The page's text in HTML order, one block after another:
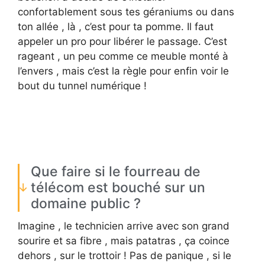
confortablement sous tes géraniums ou dans
ton allée , là , c’est pour ta pomme. Il faut
appeler un pro pour libérer le passage. C’est
rageant , un peu comme ce meuble monté à
l’envers , mais c’est la règle pour enfin voir le
bout du tunnel numérique !
Que faire si le fourreau de
télécom est bouché sur un
domaine public ?
Imagine , le technicien arrive avec son grand
sourire et sa fibre , mais patatras , ça coince
dehors , sur le trottoir ! Pas de panique , si le